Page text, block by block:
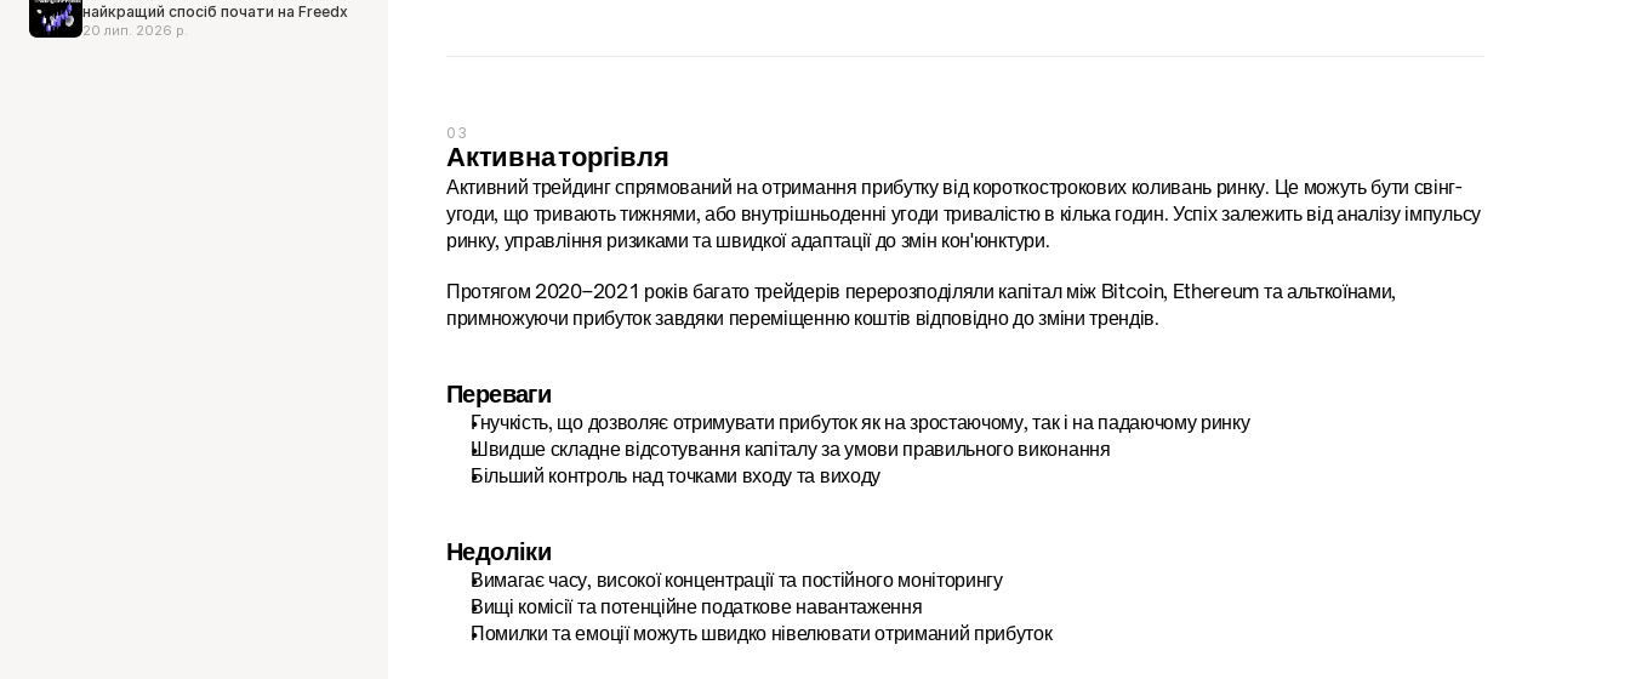
найкращий спосіб почати на Freedx
20 лип. 2026 р.
03
Активна торгівля
Активний трейдинг спрямований на отримання прибутку від короткострокових коливань ринку. Це можуть бути свінг-
угоди, що тривають тижнями, або внутрішньоденні угоди тривалістю в кілька годин. Успіх залежить від аналізу імпульсу
ринку, управління ризиками та швидкої адаптації до змін кон'юнктури.
Протягом 2020–2021 років багато трейдерів перерозподіляли капітал між Bitcoin, Ethereum та альткоїнами,
примножуючи прибуток завдяки переміщенню коштів відповідно до зміни трендів.
Переваги
Гнучкість, що дозволяє отримувати прибуток як на зростаючому, так і на падаючому ринку
Швидше складне відсотування капіталу за умови правильного виконання
Більший контроль над точками входу та виходу
Недоліки
Вимагає часу, високої концентрації та постійного моніторингу
Вищі комісії та потенційне податкове навантаження
Помилки та емоції можуть швидко нівелювати отриманий прибуток